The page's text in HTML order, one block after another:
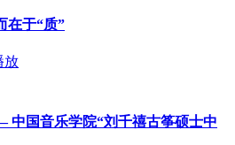
在于“质”
放
中国音乐学院“刘千禧古筝硕士中